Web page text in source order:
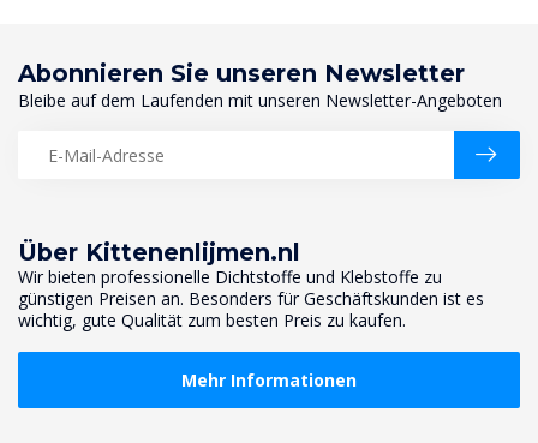
Über Kittenenlijmen.nl
Wir bieten professionelle Dichtstoffe und Klebstoffe zu
günstigen Preisen an. Besonders für Geschäftskunden ist es
wichtig, gute Qualität zum besten Preis zu kaufen.
Mehr Informationen
Abonnieren Sie unseren Newsletter
Bleibe auf dem Laufenden mit unseren Newsletter-Angeboten